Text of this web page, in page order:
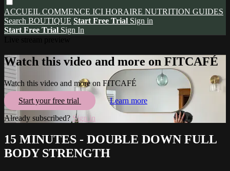
ACCUEIL COMMENCE ICI HORAIRE NUTRITION GUIDES
Search BOUTIQUE Start Free Trial Sign in
Start Free Trial Sign In
Watch this video and more on FITCAFÉ
Watch this video and more on FITCAFÉ
Start your free trial
Learn more
Already subscribed? Sign in
15 MINUTES - DOUBLE DOWN FULL
BODY STRENGTH